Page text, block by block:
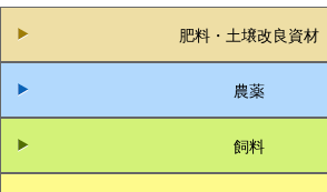
肥料・土壌改良資材
農薬
飼料